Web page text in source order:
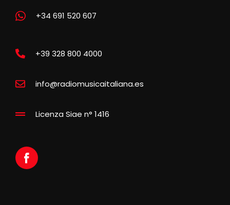
+34 691 520 607
+39 328 800 4000
info@radiomusicaitaliana.es
Licenza Siae n° 1416